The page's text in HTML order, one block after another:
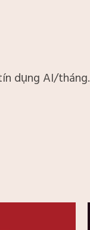
dụng AI/tháng.
Khoảng